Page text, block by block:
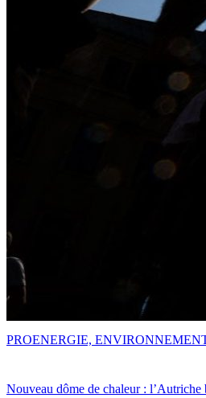
Nouveau dôme de chaleur : l’Autriche
PROENERGIE,